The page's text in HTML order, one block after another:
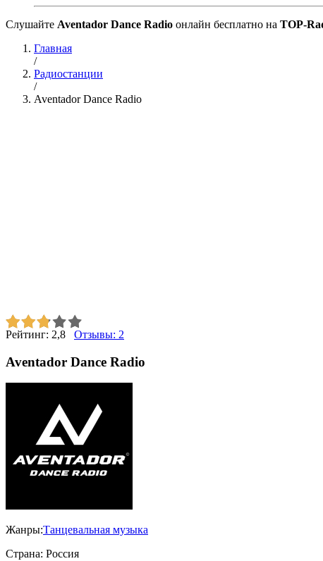
Cлушайте Aventador Dance Radio онлайн бесплатно на TOP-
Главная
/
Радиостанции
/
Aventador Dance Radio
Рейтинг: 2,8 Отзывы: 2
Aventador Dance Radio
Жанры:Танцевальная музыка
Страна: Россия